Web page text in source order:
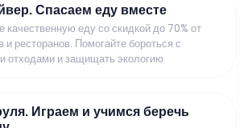
Спасаем еду вместе
качественную еду со скидкой до 70% от
и ресторанов. Помогайте бороться с
отходами и защищать экологию
Играем и учимся беречь